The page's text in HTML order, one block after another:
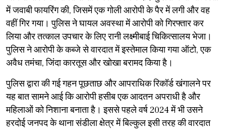
में जवाबी फायरिंग की, जिसमें एक गोली आरोपी के पैर में लगी और वह
वहीं गिर गया। पुलिस ने घायल अवस्था में आरोपी को गिरफ्तार कर
लिया और तत्काल उपचार के लिए रानी लक्ष्मीबाई चिकित्सालय भेजा।
पुलिस ने आरोपी के कब्जे से वारदात में इस्तेमाल किया गया ऑटो, एक
अवैध तमंचा, जिंदा कारतूस और खोखा बरामद किया है।
​पुलिस द्वारा की गई गहन पूछताछ और आपराधिक रिकॉर्ड खंगालने पर
यह बात सामने आई कि आरोपी हसीब एक आदतन अपराधी है और
महिलाओं को निशाना बनाता है। इससे पहले वर्ष 2024 में भी उसने
हरदोई जनपद के थाना संडीला क्षेत्र में बिल्कुल इसी तरह की वारदात